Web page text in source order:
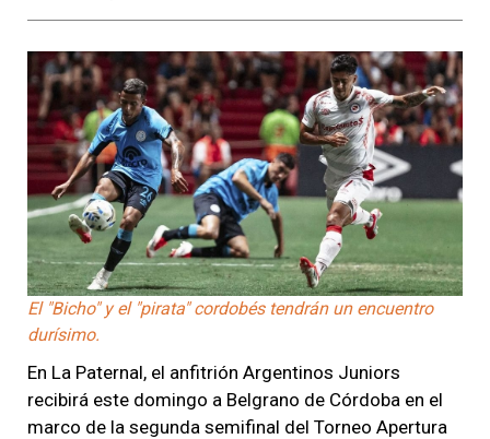
El "Bicho" y el "pirata" cordobés tendrán un encuentro
durísimo.
En La Paternal, el anfitrión Argentinos Juniors
recibirá este domingo a Belgrano de Córdoba en el
marco de la segunda semifinal del Torneo Apertura